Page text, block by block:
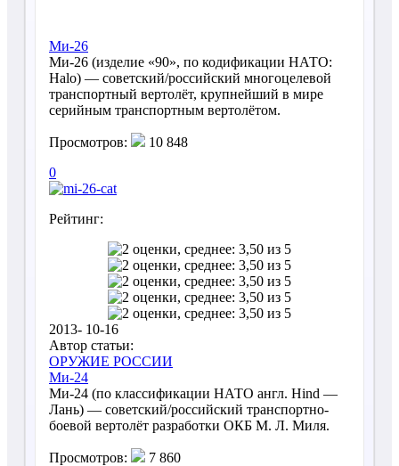
Ми-26
Ми-26 (изделие «90», по кодификации НАТО:
Halo) — советский/российский многоцелевой
транспортный вертолёт, крупнейший в мире
серийным транспортным вертолётом.
Просмотров:
10 848
0
Рейтинг:
2013- 10-16
Автор статьи:
ОРУЖИЕ РОССИИ
Ми-24
Ми-24 (по классификации НАТО англ. Hind —
Лань) — советский/российский транспортно-
боевой вертолёт разработки ОКБ М. Л. Миля.
Просмотров:
7 860